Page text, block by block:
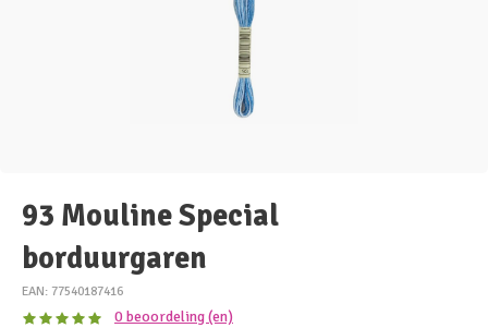
93 Mouline Special
borduurgaren
EAN: 77540187416
0 beoordeling (en)